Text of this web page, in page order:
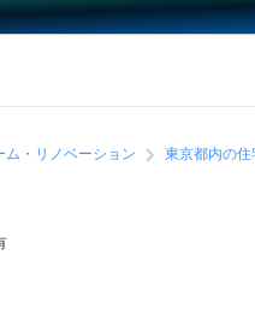
ム・リノベーション 東京都内の